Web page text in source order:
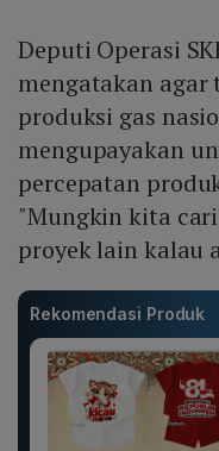
Deputi Operasi
mengatakan
produksi gas
mengupayakan
percepatan
"Mungkin kita
proyek lain kalau
Rekomendasi Produk